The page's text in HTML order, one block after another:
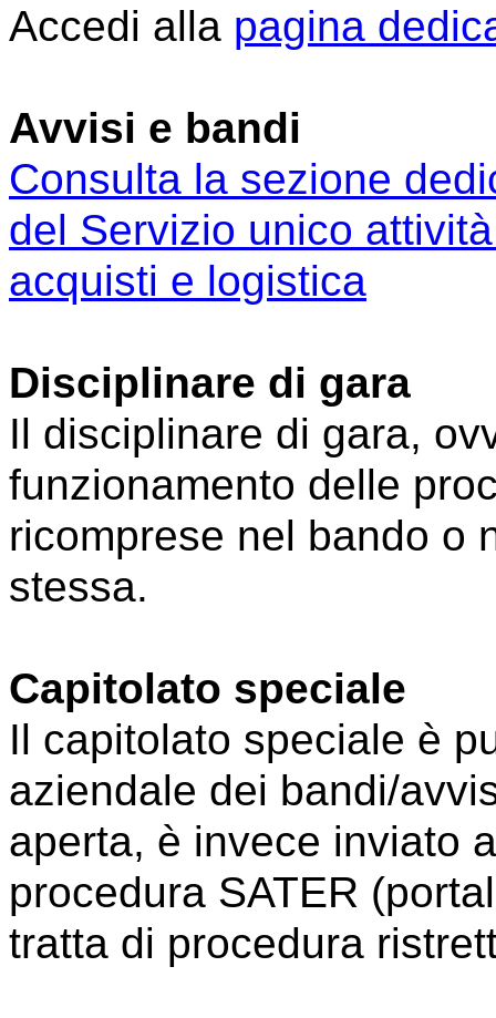
Accedi alla pagina
Avvisi e bandi
Consulta la sezione
del Servizio unico
acquisti e logistica
Disciplinare di gara
Il disciplinare di gara,
funzionamento delle
ricomprese nel bando o
stessa.
Capitolato speciale
Il capitolato speciale è
aziendale dei bandi/
aperta, è invece inviato
procedura SATER
tratta di procedura